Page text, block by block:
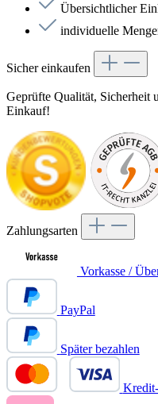
Übersichtlicher
individuelle
Sicher einkaufen
Geprüfte Qualität, Sicherheit
Einkauf!
Zahlungsarten
Vorkasse /
PayPal
Später bezahlen